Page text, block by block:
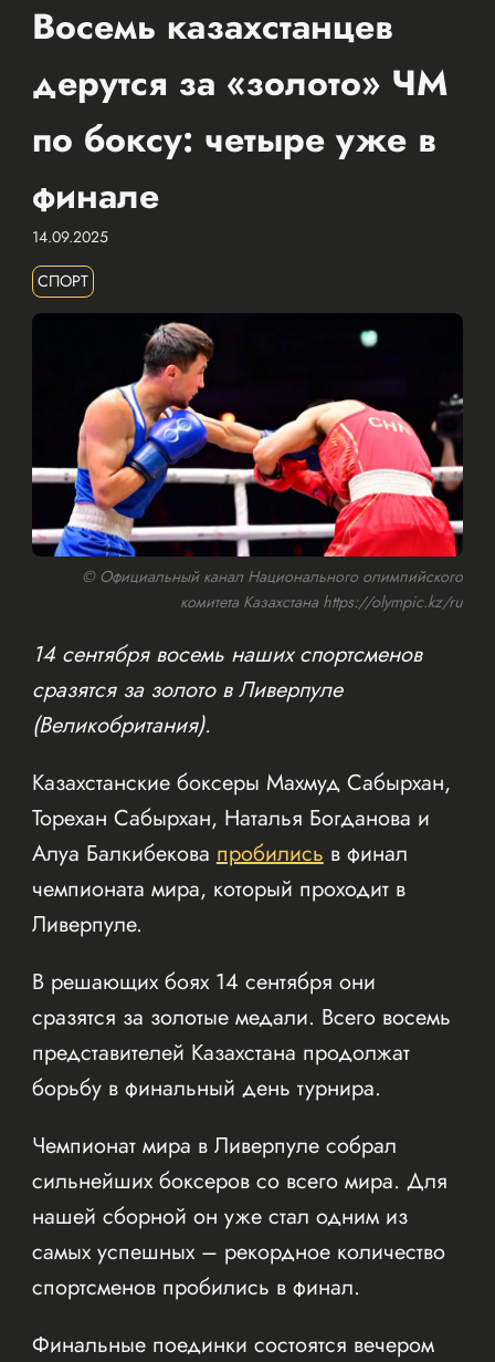
Восемь казахстанцев
дерутся за «золото» ЧМ
по боксу: четыре уже в
финале
14.09.2025
СПОРТ
© Официальный канал Национального олимпийского
комитета Казахстана https://olympic.kz/ru
14 сентября восемь наших спортсменов
сразятся за золото в Ливерпуле
(Великобритания).
Казахстанские боксеры Махмуд Сабырхан,
Торехан Сабырхан, Наталья Богданова и
Алуа Балкибековапробилисьв финал
чемпионата мира, который проходит в
Ливерпуле.
В решающих боях 14 сентября они
сразятся за золотые медали. Всего восемь
представителей Казахстана продолжат
борьбу в финальный день турнира.
Чемпионат мира в Ливерпуле собрал
сильнейших боксеров со всего мира. Для
нашей сборной он уже стал одним из
самых успешных – рекордное количество
спортсменов пробились в финал.
Финальные поединки состоятся вечером